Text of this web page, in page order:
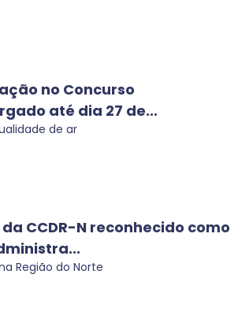
no Concurso
até dia 27 de...
de ar
CCDR-N reconhecido como
Região do Norte